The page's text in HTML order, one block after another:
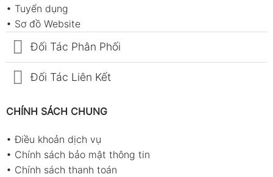
• Tuyển dụng
• Sơ đồ Website
Đối Tác Phân Phối
Đối Tác Liên Kết
CHÍNH SÁCH CHUNG
•Điều khoản dịch vụ
• Chính sách bảo mật thông tin
• Chính sách thanh toán